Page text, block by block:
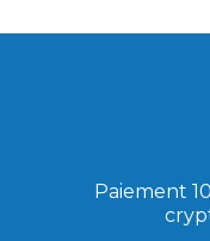
Paiement